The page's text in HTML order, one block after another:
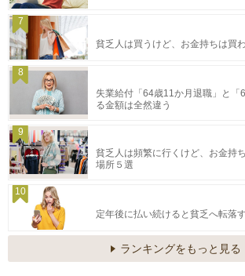
7
貧乏人は買うけど、お金持ちは買
8
失業給付「64歳11か月退職」と「
る金額は全然違う
9
貧乏人は頻繁に行くけど、お金持
場所５選
10
定年後に払い続けると貧乏へ転落
ランキングをもっと見る